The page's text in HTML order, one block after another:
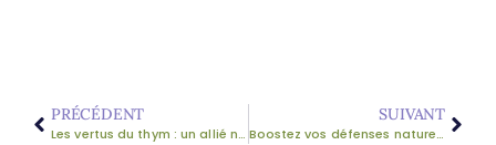
PRÉCÉDENT
Les vertus du thym : un allié naturel pour renforcer vos défenses immunitaires
SUIVANT
Boostez vos défenses naturelles cet hiver avec les huiles essentielles de thym et de laurier noble